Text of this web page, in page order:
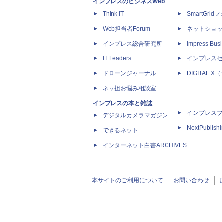
インプレスのビジネスWeb
Think IT
Web担当者Forum
インプレス総合研究所
IT Leaders
ドローンジャーナル
ネッ担お悩み相談室
インプレスの本と雑誌
デジタルカメラマガジン
できるネット
インターネット白書ARCHIVES
SmartGridフ
ネットショ
Impress
インプレス
DIGITAL X（
インプレス
本サイトのご利用について お問い合わせ